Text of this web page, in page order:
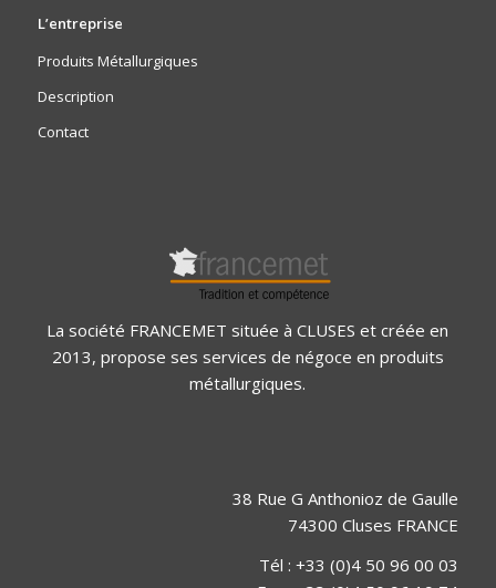
L’entreprise
Produits Métallurgiques
Description
Contact
La société FRANCEMET située à CLUSES et créée en
2013, propose ses services de négoce en produits
métallurgiques.
38 Rue G Anthonioz de Gaulle
74300 Cluses FRANCE
Tél : +33 (0)4 50 96 00 03